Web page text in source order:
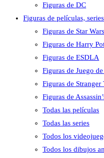
Figuras de DC
Figuras de películas,
Figuras de Star Wars
Figuras de Harry
Figuras de ESDLA
Figuras de Juego
Figuras de Stranger
Figuras de
Todas las películas
Todas las series
Todos los
Todos los dibujos